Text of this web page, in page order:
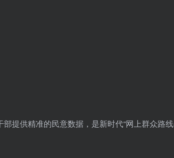
提供精准的民意数据，是新时代“网上群众路线